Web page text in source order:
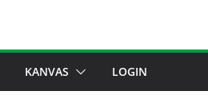
KANVAS LOGIN